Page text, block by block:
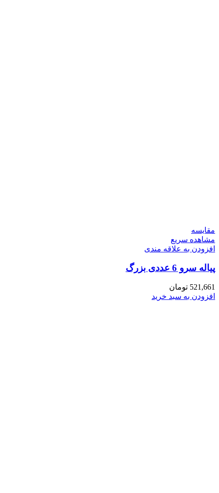
مقایسه
مشاهده سریع
افزودن به علاقه مندی
پیاله سرو 6 عددی بزرگ
521,661 تومان
افزودن به سبد خرید